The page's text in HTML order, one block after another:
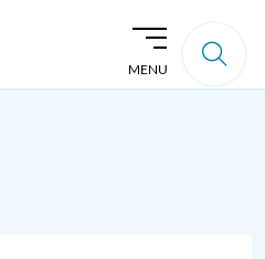
MENU